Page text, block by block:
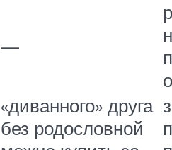
—
«диванного» друга
без родословной